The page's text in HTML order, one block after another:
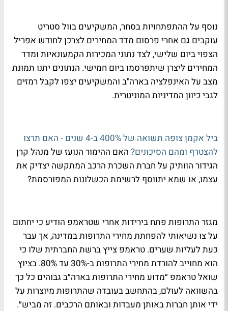
נוסף על ההתפתחויות בסחר, המשקיעים בוול סטריט
עוקבים גם אחרי פרסום מדד המחירים לצרכן לחודש אפריל
הצפוי ביום שלישי, לצד נתוני המכירות הקמעונאיות ומדד
המחירים ליצרן שיתפרסמו ביום חמישי. הנתונים יתנו תמונת
מצב על האינפלציה בארה"ב והמשקיעים יצפו לקבל רמזים
לגבי כיוון המדיניות המוניטרית.
ביל אקמן צופה תשואה של 400% ב-4 שנים - האם תרצו
להצטרף ומהם הסיכונים? האם ההימור הנועז של מנהל קרן
הגידור הוותיק על חברת השכרת הרכב המתקשה יצדיק את
עצמו, או שמא יתווסף לרשימת הכשלונות המפורסמת?
מגזר התרופות פתח בירידות אחרי שטראמפ הודיע כי יחתום
על צו נשיאותי להפחתת מחירי התרופות במדינה, אך עבר
כעת לעליות שערים. טראמפ צייץ ברשת החברתית שלו כי
הוא מחוייב להורדת מחירי התרופות ב-30% עד 80%. בציוץ
שואל טראמפ ״מדוע מחירי התרופות בארה״ב גבוהים כל כך
בהשוואה לעולם, בהתחשב בעובדה שהתרופות מיוצרות על
ידי אותן חברות באותן מעבדות ובאותם הרכבים. זה מביש״.